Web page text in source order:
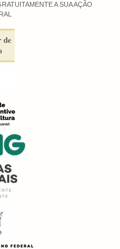
A SUA AÇÃO